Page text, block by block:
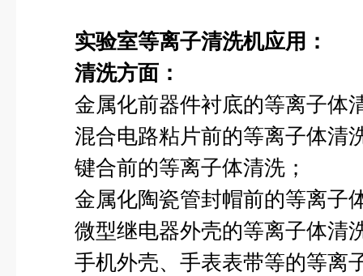
实验室等离子清洗机应用：
清洗方面：
金属化前器件衬底的等离子体
混合电路粘片前的等离子体清
键合前的等离子体清洗；
金属化陶瓷管封帽前的等离子
微型继电器外壳的等离子体清
手机外壳、手表表带等的等离